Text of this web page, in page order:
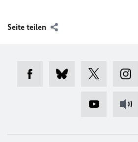
Seite teilen